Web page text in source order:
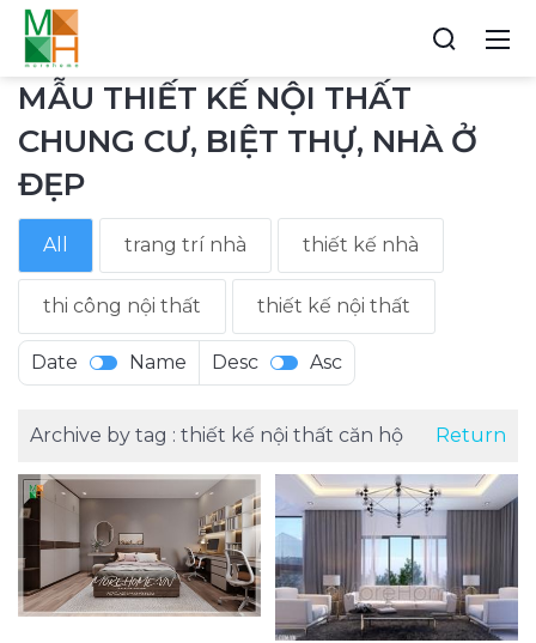
MẪU THIẾT KẾ NỘI THẤT
CHUNG CƯ, BIỆT THỰ, NHÀ Ở
ĐẸP
All trang trí nhà thiết kế nhà
thi công nội thất thiết kế nội thất
Date Name Desc Asc
Archive by tag : thiết kế nội thất căn hộ Return